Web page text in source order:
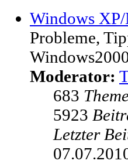
Windows
Probleme,
Moderator:
683
5923
Letzter